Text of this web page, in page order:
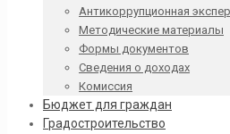
Антикоррупционная
Методические материалы
Формы документов
Сведения о доходах
Комиссия
Бюджет для граждан
Градостроительство